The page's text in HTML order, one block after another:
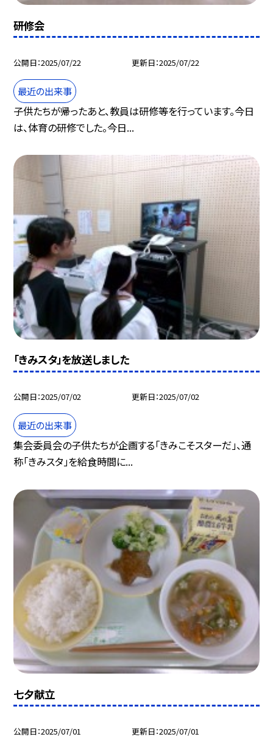
研修会
公開日 2025/07/22 更新日 2025/07/22
最近の出来事
子供たちが帰ったあと、教員は研修等を行っています。今日
は、体育の研修でした。今日...
「きみスタ」を放送しました
公開日 2025/07/02 更新日 2025/07/02
最近の出来事
集会委員会の子供たちが企画する「きみこそスターだ」、通
称「きみスタ」を給食時間に...
七夕献立
公開日 2025/07/01 更新日 2025/07/01